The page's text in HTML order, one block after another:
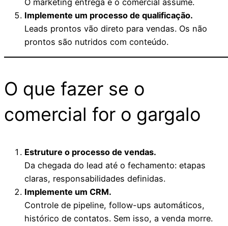
Implemente um processo de qualificação.
Leads prontos vão direto para vendas. Os não
prontos são nutridos com conteúdo.
O que fazer se o
comercial for o gargalo
Estruture o processo de vendas.
Da chegada do lead até o fechamento: etapas
claras, responsabilidades definidas.
Implemente um CRM.
Controle de pipeline, follow-ups automáticos,
histórico de contatos. Sem isso, a venda morre.